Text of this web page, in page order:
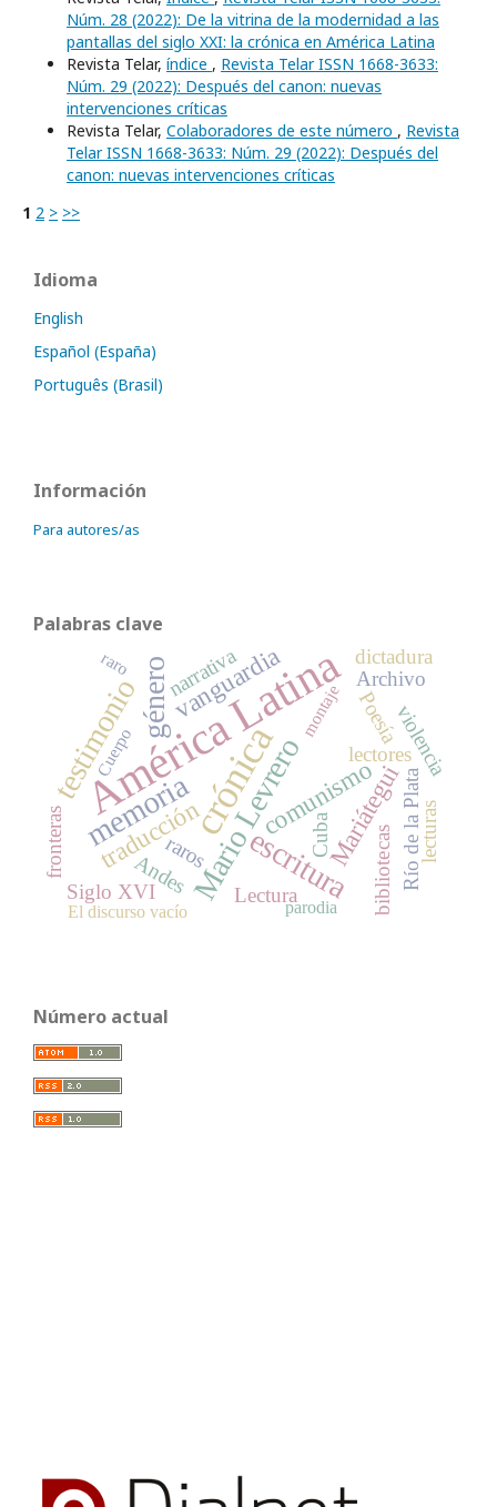
Núm. 28 (2022): De la vitrina de la modernidad a las
pantallas del siglo XXI: la crónica en América Latina
Revista Telar, índice , Revista Telar ISSN 1668-3633:
Núm. 29 (2022): Después del canon: nuevas
intervenciones críticas
Revista Telar, Colaboradores de este número , Revista
Telar ISSN 1668-3633: Núm. 29 (2022): Después del
canon: nuevas intervenciones críticas
1 2 > >>
Idioma
English
Español (España)
Português (Brasil)
Información
Para autores/as
Palabras clave
América Latina
crónica
género
Mario Levrero
escritura
testimonio
memoria comunismo
Mariátegui
traducción
vanguardia
Andes
Siglo XVI
Poesía
Río de la Plata
violencia
Lectura
dictadura
raros
narrativa
bibliotecas lecturas
Archivo
Cuba
fronteras
lectores
Cuerpo
parodia
montaje
El discurso vacío
raro
Número actual